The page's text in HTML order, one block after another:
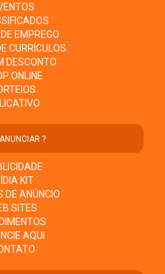
EMPREGO
CURRÍCULOS
DESCONTO
ONLINE
?
KIT
DE ANÚNCIO
SITES
AQUI